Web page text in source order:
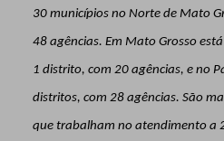
30 municípios no Norte de Mato
48 agências. Em Mato Grosso
1 distrito, com 20 agências, e no
distritos, com 28 agências. São
que trabalham no atendimento a